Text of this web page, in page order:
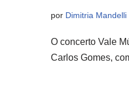
por Dimitria Mandelli
O concerto Vale
Carlos Gomes,